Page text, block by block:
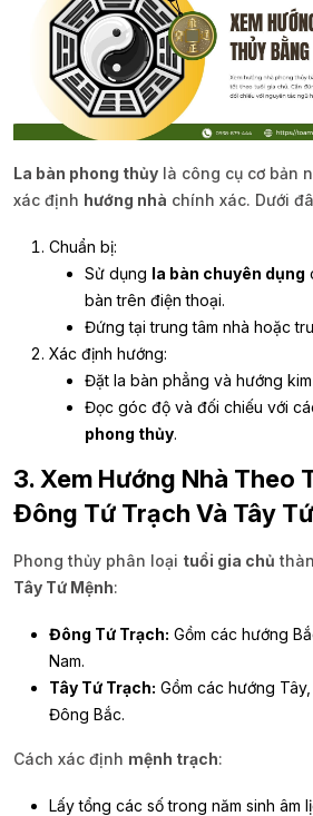
La bàn phong thủy là công cụ cơ bản
xác định hướng nhà chính xác. Dưới
Chuẩn bị:
Sử dụng la bàn chuyên dụng
bàn trên điện thoại.
Đứng tại trung tâm nhà hoặc
Xác định hướng:
Đặt la bàn phẳng và hướng kim
Đọc góc độ và đối chiếu với
phong thủy.
3. Xem Hướng Nhà Theo
Đông Tứ Trạch Và Tây
Phong thủy phân loại tuổi gia chủ
Tây Tứ Mệnh:
Đông Tứ Trạch: Gồm các hướng
Nam.
Tây Tứ Trạch: Gồm các hướng
Đông Bắc.
Cách xác định mệnh trạch:
Lấy tổng các số trong năm sinh âm